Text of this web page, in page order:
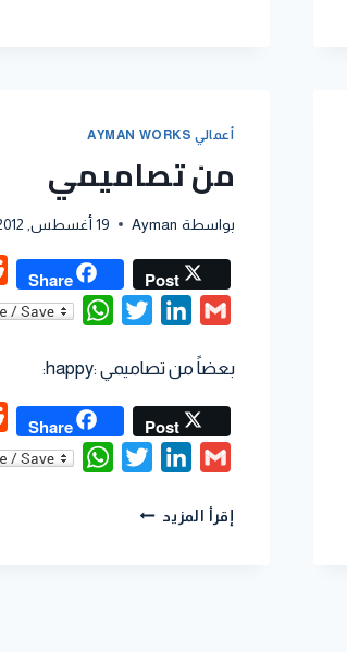
أعمالي AYMAN WORKS
من تصاميمي
بواسطة Ayman 19 أغسطس, 2012
Post
Share
Gmail
LinkedIn
Twitter
WhatsApp
بعضاً من تصاميمي :happy:
Post
Share
Gmail
LinkedIn
Twitter
WhatsApp
إقرأ المزيد